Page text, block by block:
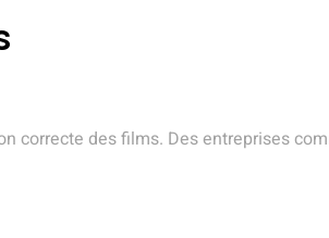
correcte des films. Des entreprises